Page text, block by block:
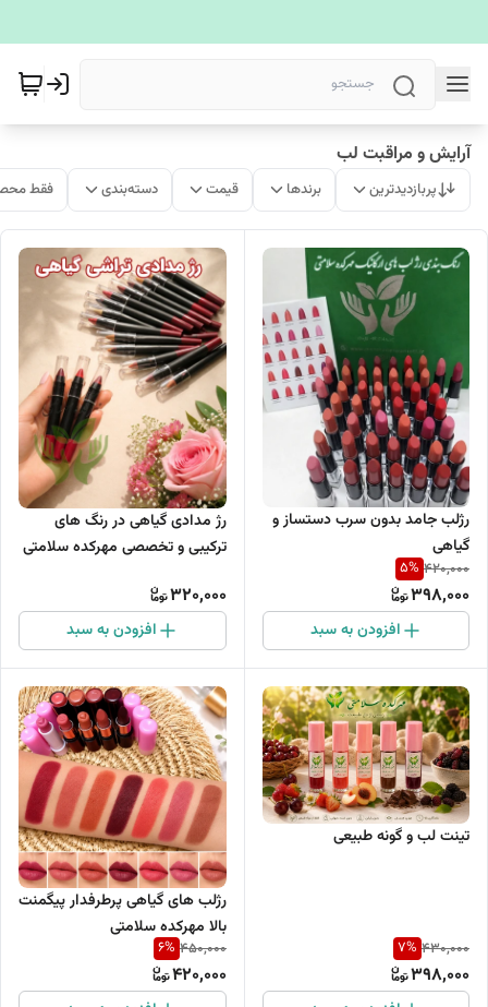
آرایش و مراقبت لب
پربازدیدترین برندها قیمت دسته‌بندی فقط
رژلب جامد بدون سرب دستساز و
گیاهی
420,000
5%
398,000
افزودن به سبد
رژ مدادی گیاهی در رنگ های
ترکیبی و تخصصی مهرکده سلامتی
320,000
افزودن به سبد
تینت ل‍‍ب و گونه طبیعی
430,000
7%
398,000
رژلب های گیاهی پرطرفدار پیگمنت
بالا مهرکده سلامتی
450,000
6%
420,000